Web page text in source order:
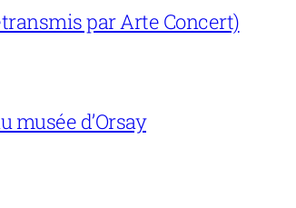
par Arte Concert)
musée d’Orsay